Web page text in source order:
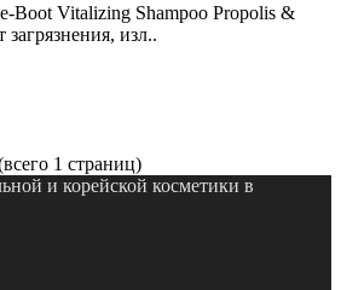
Boot Vitalizing Shampoo Propolis &
изл..
1 страниц)
и корейской косметики в